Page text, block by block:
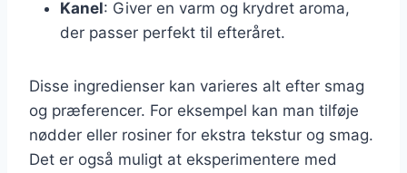
Kanel: Giver en varm og krydret aroma,
der passer perfekt til efteråret.
Disse ingredienser kan varieres alt efter smag
og præferencer. For eksempel kan man tilføje
nødder eller rosiner for ekstra tekstur og smag.
Det er også muligt at eksperimentere med